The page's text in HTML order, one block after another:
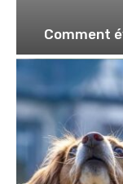
Comment